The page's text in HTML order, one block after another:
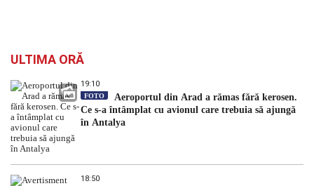
ULTIMA ORĂ
19:10
FOTO
Aeroportul din Arad a rămas fără kerosen.
Ce s-a întâmplat cu avionul care trebuia să ajungă
în Antalya
18:50